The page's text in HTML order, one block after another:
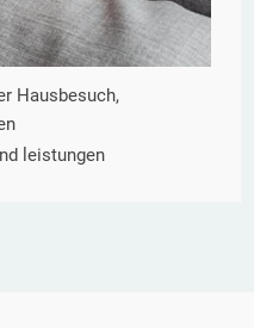
Hausbesuch,
leistungen